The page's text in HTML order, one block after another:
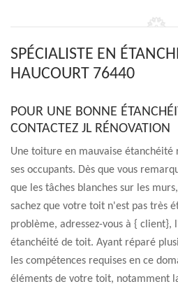
SPÉCIALISTE EN
HAUCOURT 76440
POUR UNE BONNE
CONTACTEZ JL RÉNOVATION
Une toiture en mauvaise
ses occupants. Dès que vous
que les tâches blanches sur les
sachez que votre toit n'est pas très
problème, adressez-vous à { client},
étanchéité de toit. Ayant réparé
les compétences requises en ce
éléments de votre toit, notamment